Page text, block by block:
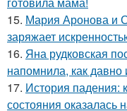
15. Мария Аронова и
заряжает
16. Яна рудковская
напомнила, как давно
17. История падения:
состояния оказалась